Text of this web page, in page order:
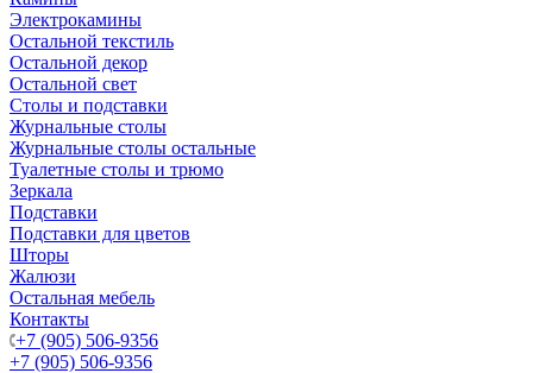
Электрокамины
Остальной текстиль
Остальной декор
Остальной свет
Столы и подставки
Журнальные столы
Журнальные столы остальные
Туалетные столы и трюмо
Зеркала
Подставки
Подставки для цветов
Шторы
Жалюзи
Остальная мебель
Контакты
+7 (905) 506-9356
+7 (905) 506-9356